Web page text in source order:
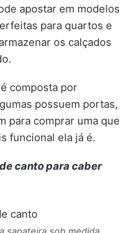
apostar em modelos
para quartos e
os calçados
composta por
possuem portas,
para comprar uma que
funcional ela já é.
canto para caber